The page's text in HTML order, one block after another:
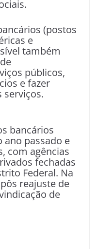
(postos
e
também
públicos,
e fazer
serviços.
bancários
passado e
com agências
fechadas
Federal. Na
reajuste de
de